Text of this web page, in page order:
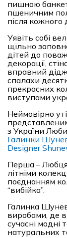
пишною
пшеничним
після кожного
Уявіть собі
щільно
дітей до
декорації,
вправний
спалахи
прекрасних
виступами
Неймовірно
з України
Галинки
Designer
Перша – Любця
літніми
поєднанням
“вибійка”.
Галинка
виробами, де
сучасні модні
натуральних